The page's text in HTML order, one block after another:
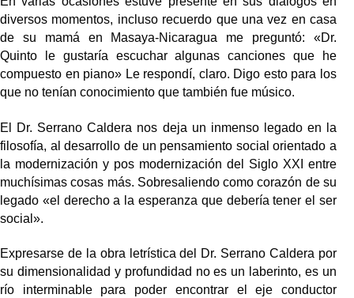
diversos momentos, incluso recuerdo que una vez en casa
de su mamá en Masaya-Nicaragua me preguntó: «Dr.
Quinto le gustaría escuchar algunas canciones que he
compuesto en piano» Le respondí, claro. Digo esto para los
que no tenían conocimiento que también fue músico.
El Dr. Serrano Caldera nos deja un inmenso legado en la
filosofía, al desarrollo de un pensamiento social orientado a
la modernización y pos modernización del Siglo XXI entre
muchísimas cosas más. Sobresaliendo como corazón de su
legado «el derecho a la esperanza que debería tener el ser
social».
Expresarse de la obra letrística del Dr. Serrano Caldera por
su dimensionalidad y profundidad no es un laberinto, es un
río interminable para poder encontrar el eje conductor